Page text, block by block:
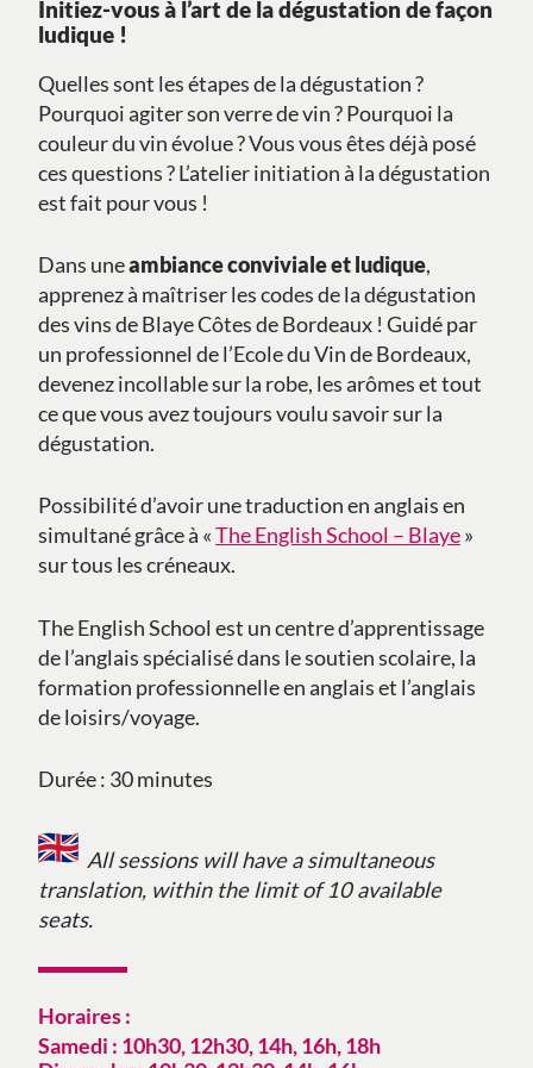
Initiez-vous à l’art de la dégustation de façon
ludique !
Quelles sont les étapes de la dégustation ?
Pourquoi agiter son verre de vin ? Pourquoi la
couleur du vin évolue ? Vous vous êtes déjà posé
ces questions ? L’atelier initiation à la dégustation
est fait pour vous !
Dans uneambiance conviviale et ludique,
apprenez à maîtriser les codes de la dégustation
des vins de Blaye Côtes de Bordeaux ! Guidé par
un professionnel de l’Ecole du Vin de Bordeaux,
devenez incollable sur la robe, les arômes et tout
ce que vous avez toujours voulu savoir sur la
dégustation.
Possibilité d’avoir une traduction en anglais en
simultané grâce à «The English School – Blaye»
sur tous les créneaux.
The English School est un centre d’apprentissage
de l’anglais spécialisé dans le soutien scolaire, la
formation professionnelle en anglais et l’anglais
de loisirs/voyage.
Durée : 30 minutes
All sessions will have a simultaneous
translation, within the limit of 10 available
seats.
Horaires :
Samedi : 10h30, 12h30, 14h, 16h, 18h